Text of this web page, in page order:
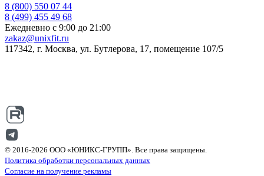
8 (800) 550 07 44
8 (499) 455 49 68
Ежедневно с 9:00 до 21:00
zakaz@unixfit.ru
117342, г. Москва, ул. Бутлерова, 17, помещение 107/5
© 2016-2026 ООО «ЮНИКС-ГРУПП». Все права защищены.
Политика обработки персональных данных
Согласие на получение рекламы